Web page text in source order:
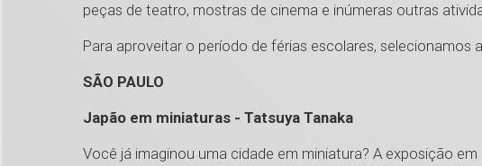
peças de teatro, mostras de cinema e inúmeras outras
Para aproveitar o período de férias escolares, selecionamos
SÃO PAULO
Japão em miniaturas - Tatsuya Tanaka
Você já imaginou uma cidade em miniatura? A exposição